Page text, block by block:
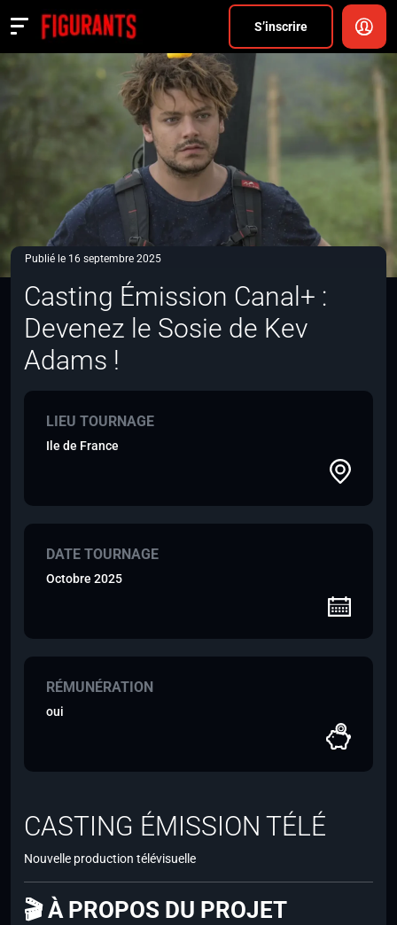
S’inscrire
Actualités
ANNONCER
FAQ
S’inscrire
CONNEXION
Publié le 16 septembre 2025
Casting Émission Canal+ :
Devenez le Sosie de Kev
Adams !
LIEU TOURNAGE
Ile de France
DATE TOURNAGE
Octobre 2025
RÉMUNÉRATION
oui
CASTING ÉMISSION TÉLÉ
Nouvelle production télévisuelle
🎬 À PROPOS DU PROJET